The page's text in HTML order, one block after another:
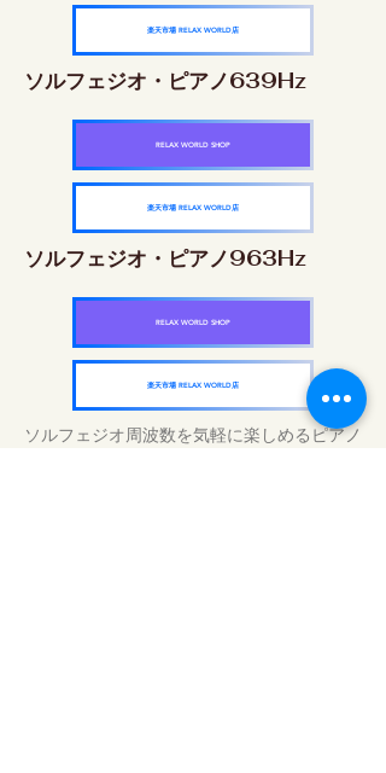
楽天市場 RELAX WORLD店
ソルフェジオ・ピアノ639Hz
RELAX WORLD SHOP
楽天市場 RELAX WORLD店
ソルフェジオ・ピアノ963Hz
RELAX WORLD SHOP
楽天市場 RELAX WORLD店
ソルフェジオ周波数を気軽に楽しめるピアノ